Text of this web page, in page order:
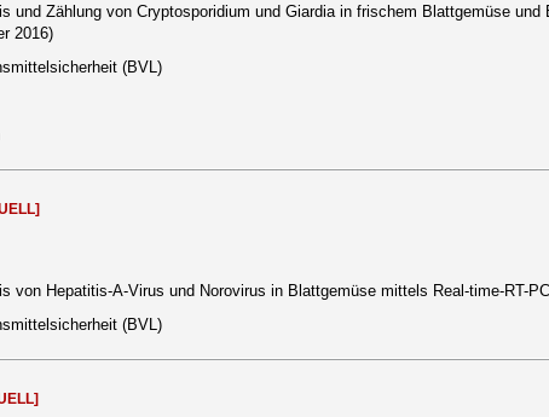
und Zählung von Cryptosporidium und Giardia in frischem Blattgemüse und
2016)
(BVL)
von Hepatitis-A-Virus und Norovirus in Blattgemüse mittels Real-time-RT-
(BVL)